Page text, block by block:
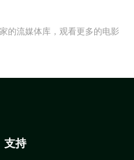
的流媒体库，观看更多的电影
支持